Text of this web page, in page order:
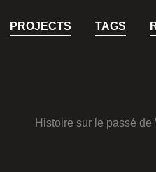
PROJECTS TAGS
Histoire sur le passé